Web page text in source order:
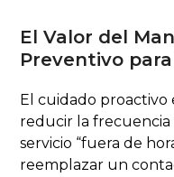
El Valor del
Preventivo
El cuidado proactivo
reducir la frecuencia
servicio “fuera de
reemplazar un